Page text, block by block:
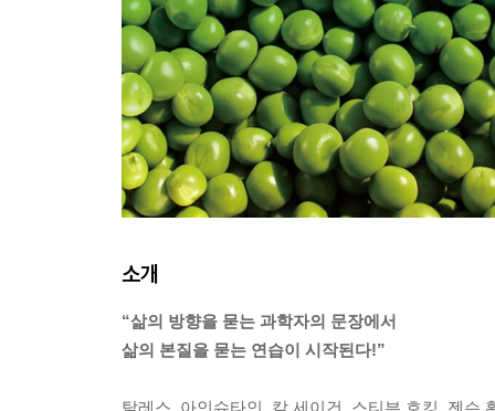
소개
“삶의 방향을 묻는 과학자의 문장에서
삶의 본질을 묻는 연습이 시작된다!”